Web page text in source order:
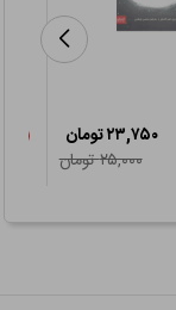
۲۳,۷۵۰ تومان
۲۵,۰۰۰ تومان